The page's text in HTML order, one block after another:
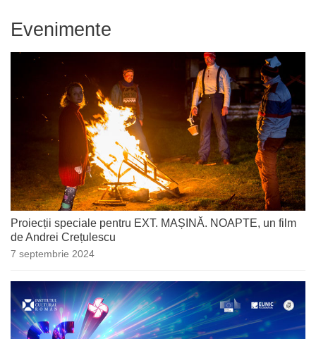
Evenimente
Proiecții speciale pentru EXT. MAȘINĂ. NOAPTE, un film
de Andrei Crețulescu
7 septembrie 2024